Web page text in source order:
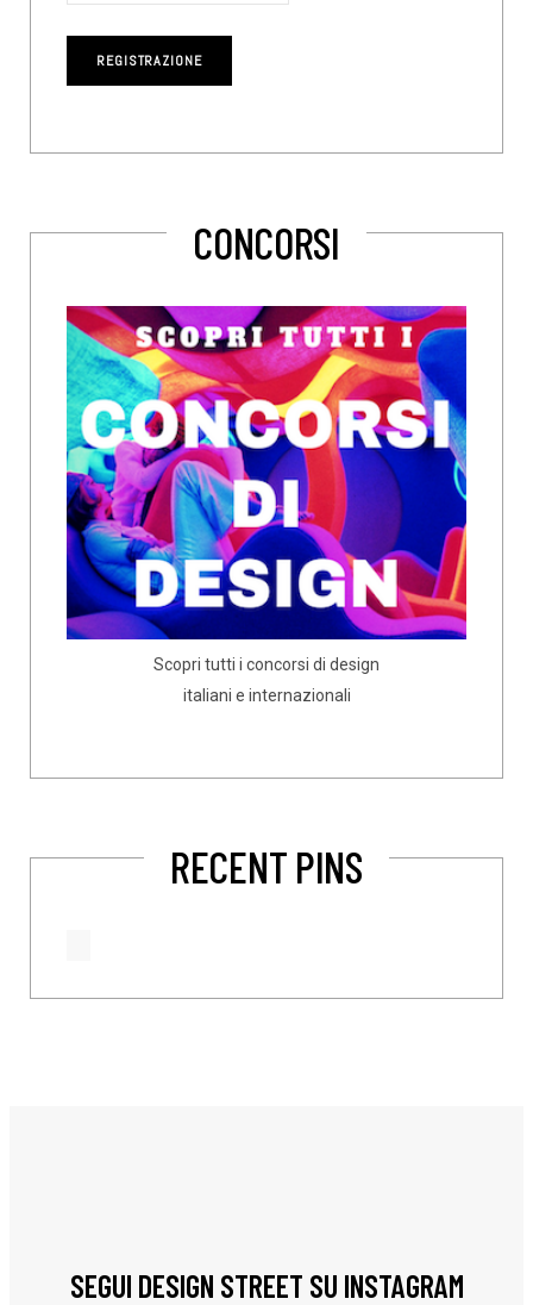
CONCORSI
Scopri tutti i concorsi di design
italiani e internazionali
RECENT PINS
SEGUI DESIGN STREET SU INSTAGRAM